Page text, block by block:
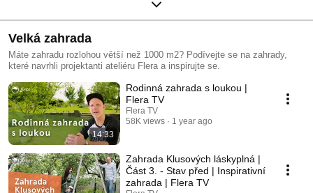
Velká zahrada
Máte zahradu rozlohou větší než 1000 m2? Podívejte se na zahrady,
které navrhli projektanti ateliéru Flera a inspirujte se.
14:33
Rodinná zahrada s loukou |
Flera TV
Flera TV
58K views
1 year ago
Zahrada Klusových láskyplná |
Část 3. - Stav před | Inspirativní
zahrada | Flera TV